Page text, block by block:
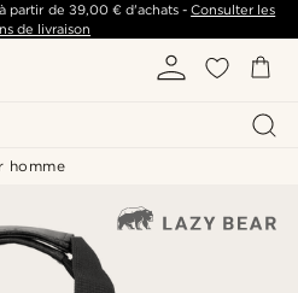
partir de 39,00 €d'achats -Consulter les
de livraison
homme